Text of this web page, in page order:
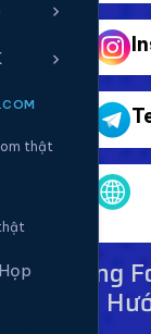
thật
- Tăng
Lên Xu